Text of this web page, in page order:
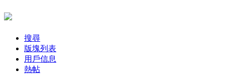
搜尋
版塊列表
用戶信息
熱帖